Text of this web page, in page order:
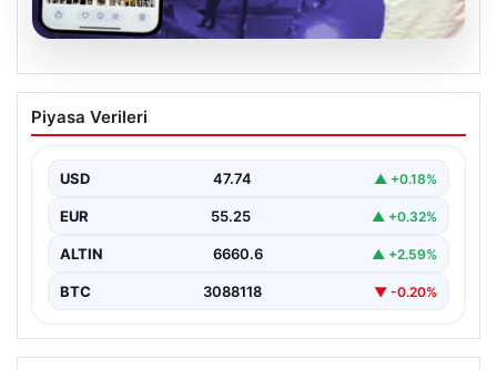
07.08.2026
Casperlar çetesine yeni iddianame
Piyasa Verileri
USD 47.74 ▲ +0.18%
EUR 55.25 ▲ +0.32%
ALTIN 6660.6 ▲ +2.59%
BTC 3088118 ▼ -0.20%